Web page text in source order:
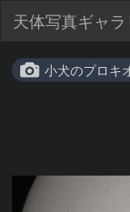
天体写真ギャ
小犬のプロキ